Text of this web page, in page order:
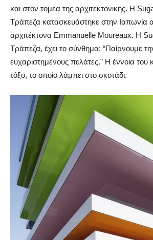
και στον τομέα της αρχιτεκτονικής. Η
Τράπεζα κατασκευάστηκε στην Ιαπωνία
αρχιτέκτονα Emmanuelle Moureaux. Η
Τράπεζα, έχει το σύνθημα: “Παίρνουμε
ευχαριστημένους πελάτες.” Η έννοια του
τόξο, το οποίο λάμπει στο σκοτάδι.